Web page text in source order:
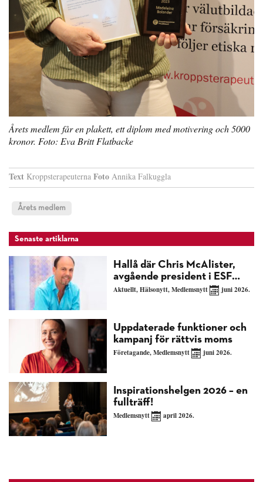
Årets medlem får en plakett, ett diplom med motivering och 5000
kronor. Foto: Eva Britt Flatbacke
Text Kroppsterapeuterna Foto Annika Falkuggla
Årets medlem
Senaste artiklarna
Hallå där Chris McAlister,
avgående president i ESF…
Aktuellt,Hälsonytt,Medlemsnytt juni 2026.
Uppdaterade funktioner och
kampanj för rättvis moms
Företagande,Medlemsnytt juni 2026.
Inspirationshelgen 2026 – en
fullträff!
Medlemsnytt april 2026.